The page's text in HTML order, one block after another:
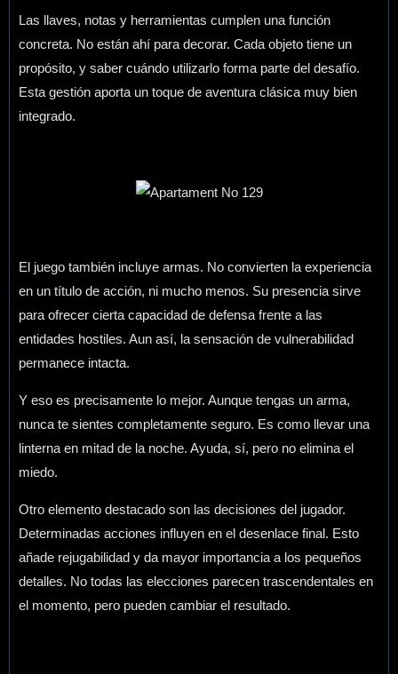
Las llaves, notas y herramientas cumplen una función
concreta. No están ahí para decorar. Cada objeto tiene un
propósito, y saber cuándo utilizarlo forma parte del desafío.
Esta gestión aporta un toque de aventura clásica muy bien
integrado.
El juego también incluye armas. No convierten la experiencia
en un título de acción, ni mucho menos. Su presencia sirve
para ofrecer cierta capacidad de defensa frente a las
entidades hostiles. Aun así, la sensación de vulnerabilidad
permanece intacta.
Y eso es precisamente lo mejor. Aunque tengas un arma,
nunca te sientes completamente seguro. Es como llevar una
linterna en mitad de la noche. Ayuda, sí, pero no elimina el
miedo.
Otro elemento destacado son las decisiones del jugador.
Determinadas acciones influyen en el desenlace final. Esto
añade rejugabilidad y da mayor importancia a los pequeños
detalles. No todas las elecciones parecen trascendentales en
el momento, pero pueden cambiar el resultado.